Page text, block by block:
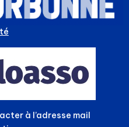
à l’adresse mail